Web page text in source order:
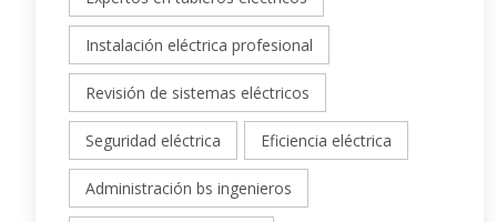
Instalación eléctrica profesional
Revisión de sistemas eléctricos
Seguridad eléctrica Eficiencia eléctrica
Administración bs ingenieros